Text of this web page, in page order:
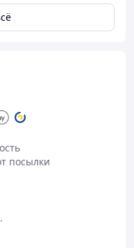
форма и
нагрузках.
места, подходит
качества и
выбор для тех, кто
над
посылки